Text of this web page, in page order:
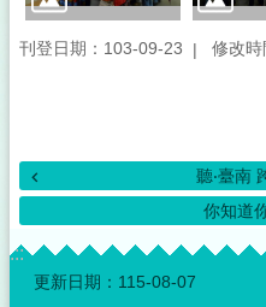
刊登日期：103-09-23 修改
聽‧臺南
你知道
:::
更新日期： 115-08-07